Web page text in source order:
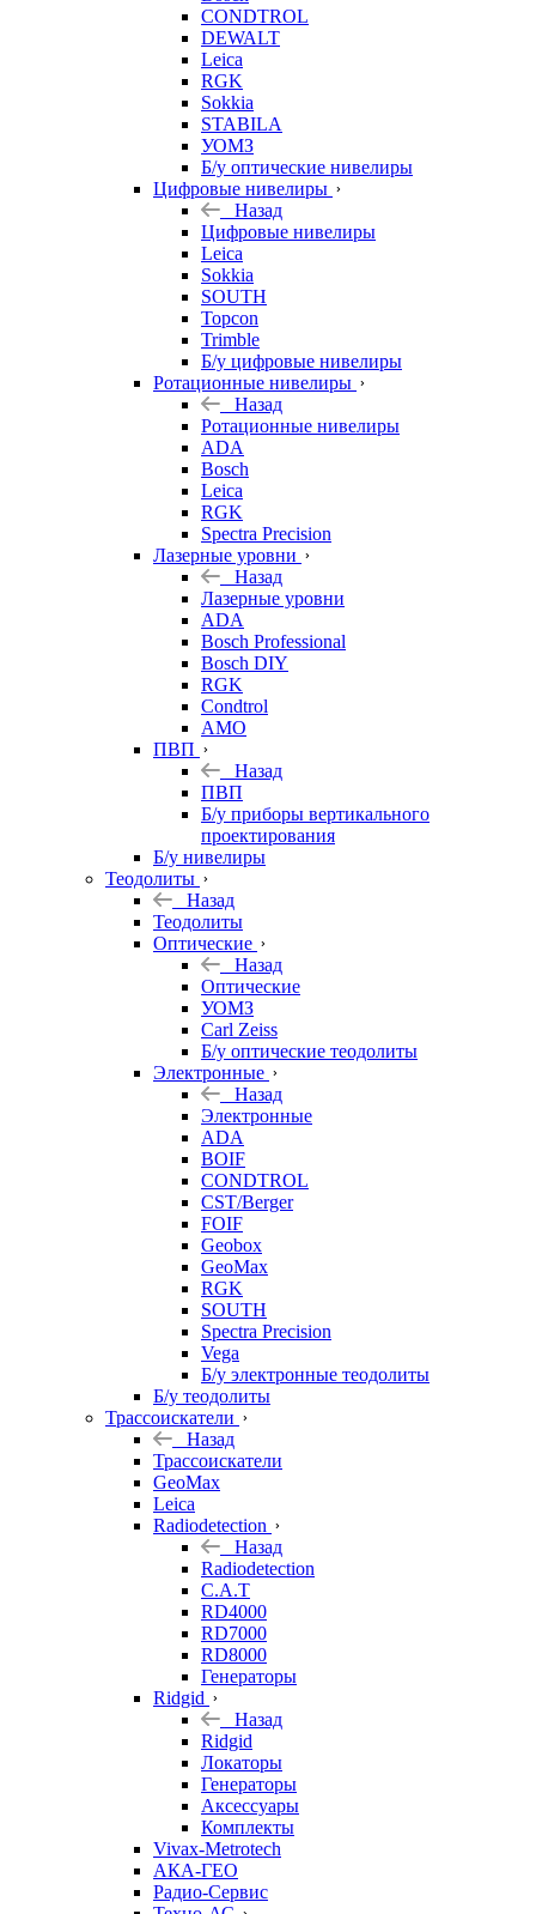
CONDTROL
DEWALT
Leica
RGK
Sokkia
STABILA
УОМЗ
Б/у оптические нивелиры
Цифровые нивелиры
Назад
Цифровые нивелиры
Leica
Sokkia
SOUTH
Topcon
Trimble
Б/у цифровые нивелиры
Ротационные нивелиры
Назад
Ротационные нивелиры
ADA
Bosch
Leica
RGK
Spectra Precision
Лазерные уровни
Назад
Лазерные уровни
ADA
Bosch Professional
Bosch DIY
RGK
Condtrol
AMO
ПВП
Назад
ПВП
Б/у приборы вертикального
проектирования
Б/у нивелиры
Теодолиты
Назад
Теодолиты
Оптические
Назад
Оптические
УОМЗ
Carl Zeiss
Б/у оптические теодолиты
Электронные
Назад
Электронные
ADA
BOIF
CONDTROL
CST/Berger
FOIF
Geobox
GeoMax
RGK
SOUTH
Spectra Precision
Vega
Б/у электронные теодолиты
Б/у теодолиты
Трассоискатели
Назад
Трассоискатели
GeoMax
Leica
Radiodetection
Назад
Radiodetection
C.A.T
RD4000
RD7000
RD8000
Генераторы
Ridgid
Назад
Ridgid
Локаторы
Генераторы
Аксессуары
Комплекты
Vivax-Metrotech
АКА-ГЕО
Радио-Сервис